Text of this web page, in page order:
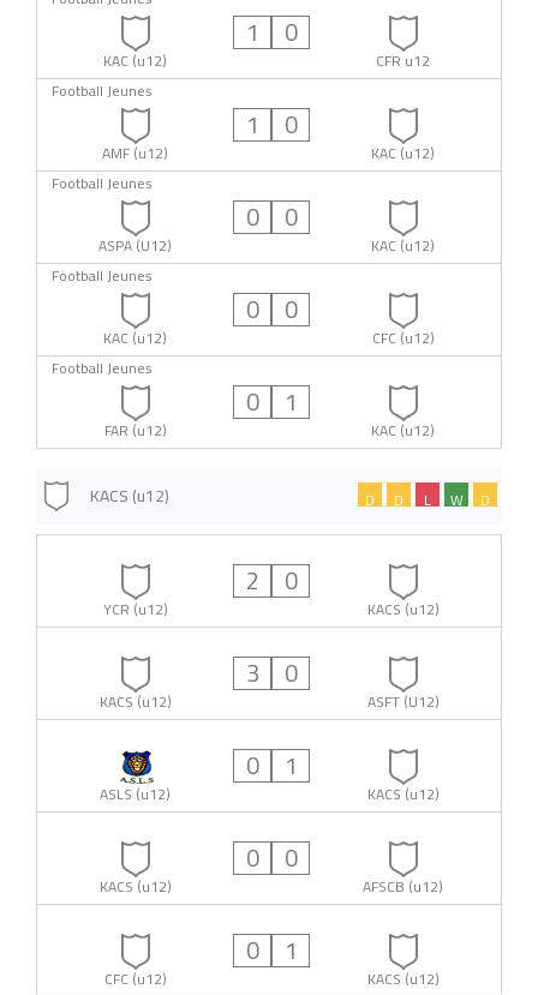
KAC (u12)
1 0
CFR u12
Football Jeunes
AMF (u12)
1 0
KAC (u12)
Football Jeunes
ASPA (U12)
0 0
KAC (u12)
Football Jeunes
KAC (u12)
0 0
CFC (u12)
Football Jeunes
FAR (u12)
0 1
KAC (u12)
KACS (u12) D
W
L
D
D
YCR (u12)
2 0
KACS (u12)
KACS (u12)
3 0
ASFT (U12)
ASLS (u12)
0 1
KACS (u12)
KACS (u12)
0 0
AFSCB (u12)
CFC (u12)
0 1
KACS (u12)